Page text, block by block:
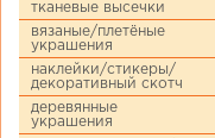
тканевые высечки
вязаные/плетёные
украшения
наклейки/стикеры/
декоративный скотч
деревянные
украшения